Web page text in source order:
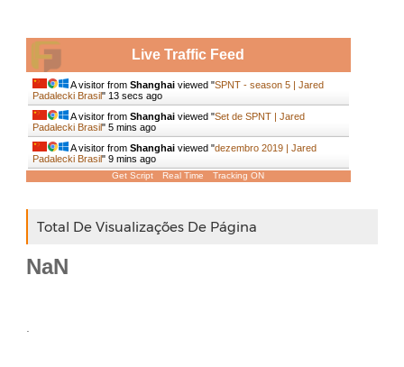
Live Traffic Feed
A visitor from Shanghaiviewed "SPNT - season 5 | Jared
Padalecki Brasil" 14 secs ago
A visitor from Shanghaiviewed "Set de SPNT | Jared
Padalecki Brasil" 5 mins ago
A visitor from Shanghaiviewed "dezembro 2019 | Jared
Padalecki Brasil" 9 mins ago
Get Script Real Time Tracking ON
Total De Visualizações De Página
NaN